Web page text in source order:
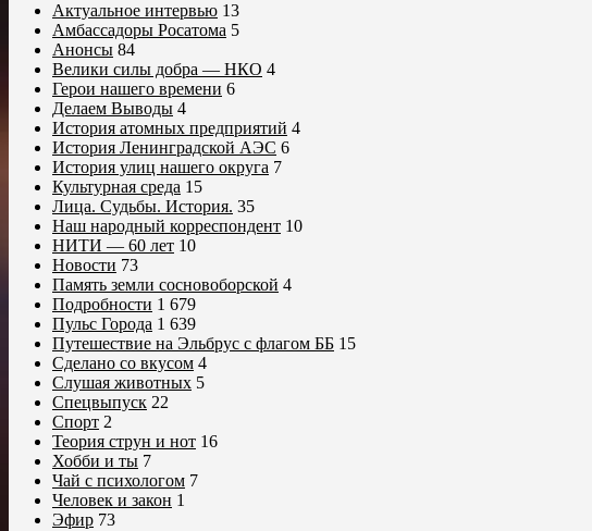
Актуальное интервью 13
Амбассадоры Росатома 5
Анонсы 84
Велики силы добра — НКО 4
Герои нашего времени 6
Делаем Выводы 4
История атомных предприятий 4
История Ленинградской АЭС 6
История улиц нашего округа 7
Культурная среда 15
Лица. Судьбы. История. 35
Наш народный корреспондент 10
НИТИ — 60 лет 10
Новости 73
Память земли сосновоборской 4
Подробности 1 679
Пульс Города 1 639
Путешествие на Эльбрус с флагом ББ 15
Сделано со вкусом 4
Слушая животных 5
Спецвыпуск 22
Спорт 2
Теория струн и нот 16
Хобби и ты 7
Чай с психологом 7
Человек и закон 1
Эфир 73